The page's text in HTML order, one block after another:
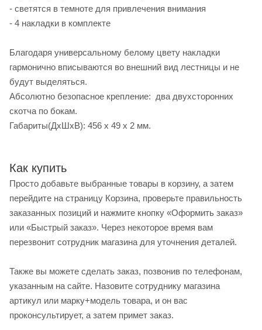
- светятся в темноте для привлечения внимания
- 4 накладки в комплекте
Благодаря универсальному белому цвету накладки
гармонично вписываются во внешний вид лестницы и не
будут выделяться.
Абсолютно безопасное крепление: два двухсторонних
скотча по бокам.
Габариты(ДхШхВ): 456 х 49 х 2 мм.
Как купить
Просто добавьте выбранные товары в корзину, а затем
перейдите на страницу Корзина, проверьте правильность
заказанных позиций и нажмите кнопку «Оформить заказ»
или «Быстрый заказ». Через некоторое время вам
перезвонит сотрудник магазина для уточнения деталей.
Также вы можете сделать заказ, позвонив по телефонам,
указанным на сайте. Назовите сотруднику магазина
артикул или марку+модель товара, и он вас
проконсультирует, а затем примет заказ.